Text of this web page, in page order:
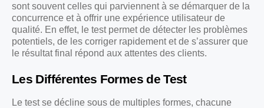
sont souvent celles qui parviennent à se démarquer de la
concurrence et à offrir une expérience utilisateur de
qualité. En effet, le test permet de détecter les problèmes
potentiels, de les corriger rapidement et de s’assurer que
le résultat final répond aux attentes des clients.
Les Différentes Formes de Test
Le test se décline sous de multiples formes, chacune